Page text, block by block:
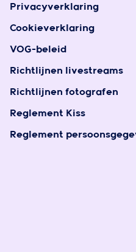
Privacyverklaring
Cookieverklaring
VOG-beleid
Richtlijnen livestreams
Richtlijnen fotografen
Reglement Kiss
Reglement